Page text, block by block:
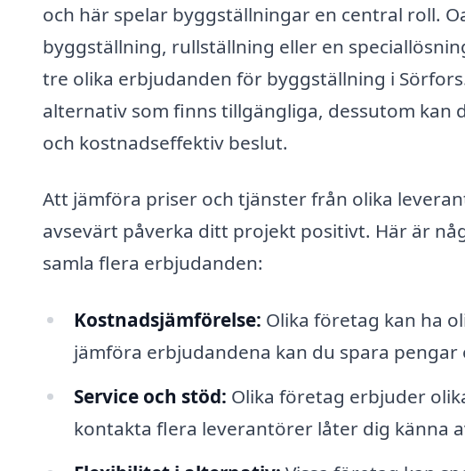
och här spelar byggställningar en central roll.
byggställning, rullställning eller en
tre olika erbjudanden för byggställning i
alternativ som finns tillgängliga, dessutom
och kostnadseffektiv beslut.
Att jämföra priser och tjänster från olika
avsevärt påverka ditt projekt positivt. Här är
samla flera erbjudanden:
Kostnadsjämförelse: Olika företag kan ha
jämföra erbjudandena kan du spara
Service och stöd: Olika företag erbjuder
kontakta flera leverantörer låter dig känna